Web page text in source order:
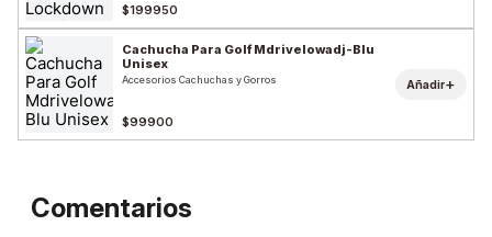
$199950
Cachucha Para Golf Mdrivelowadj-Blu
Unisex
Accesorios Cachuchas y Gorros
$99900
Añadir+
Comentarios